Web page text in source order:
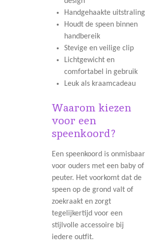
Handgehaakte uitstraling
Houdt de speen binnen
handbereik
Stevige en veilige clip
Lichtgewicht en
comfortabel in gebruik
Leuk als kraamcadeau
Waarom kiezen
voor een
speenkoord?
Een speenkoord is onmisbaar
voor ouders met een baby of
peuter. Het voorkomt dat de
speen op de grond valt of
zoekraakt en zorgt
tegelijkertijd voor een
stijlvolle accessoire bij
iedere outfit.